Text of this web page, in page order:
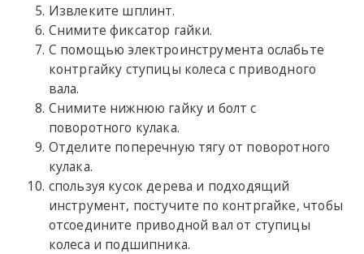
Извлеките шплинт.
Снимите фиксатор гайки.
С помощью электроинструмента ослабьте
контргайку ступицы колеса с приводного
вала.
Снимите нижнюю гайку и болт с
поворотного кулака.
Отделите поперечную тягу от поворотного
кулака.
спользуя кусок дерева и подходящий
инструмент, постучите по контргайке, чтобы
отсоедините приводной вал от ступицы
колеса и подшипника.